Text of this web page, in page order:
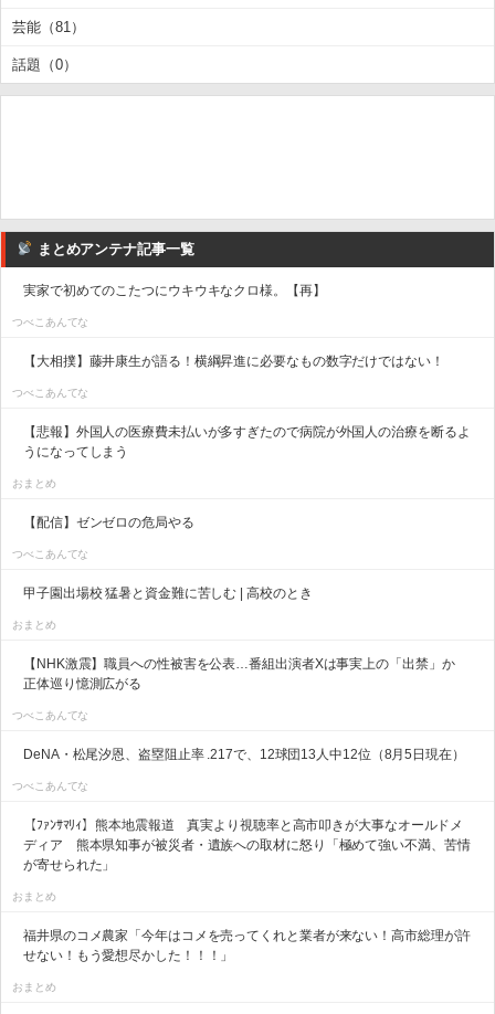
芸能（81）
話題（0）
まとめアンテナ記事一覧
実家で初めてのこたつにウキウキなクロ様。【再】
つべこあんてな
【大相撲】藤井康生が語る！横綱昇進に必要なもの数字だけではない！
つべこあんてな
【悲報】外国人の医療費未払いが多すぎたので病院が外国人の治療を断るよ
うになってしまう
おまとめ
【配信】ゼンゼロの危局やる
つべこあんてな
甲子園出場校 猛暑と資金難に苦しむ | 高校のとき
おまとめ
【NHK激震】職員への性被害を公表…番組出演者Xは事実上の「出禁」か
正体巡り憶測広がる
つべこあんてな
DeNA・松尾汐恩、盗塁阻止率 .217で、12球団13人中12位（8月5日現在）
つべこあんてな
【ﾌｧﾝｻﾏﾘｨ】熊本地震報道 真実より視聴率と高市叩きが大事なオールドメ
ディア 熊本県知事が被災者・遺族への取材に怒り「極めて強い不満、苦情
が寄せられた」
おまとめ
福井県のコメ農家「今年はコメを売ってくれと業者が来ない！高市総理が許
せない！もう愛想尽かした！！！」
おまとめ